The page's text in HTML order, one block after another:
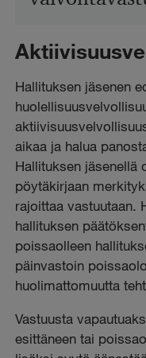
Hallituksen jäsenen
aikaa ja halua
Hallituksen jäsenellä
pöytäkirjaan
rajoittaa vastuutaan.
hallituksen
poissaolleen
päinvastoin
huolimattomuutta
Vastuusta
esittäneen tai